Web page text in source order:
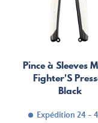
Pince à Sleeves
Fighter'S
Black
Expédition 24 -